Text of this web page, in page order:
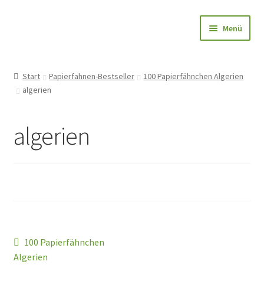
Menü
🎨 Bedrucken
🌟 Bestseller
Blog
Start Papierfahnen-Bestseller
100 Papierfähnchen Algerien
algerien
algerien
Beitragsnavigation
Vorheriger
Beitrag:
100 Papierfähnchen
Algerien